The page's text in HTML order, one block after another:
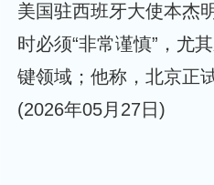
美国驻西班牙大使本杰
时必须“非常谨慎”，尤
键领域；他称，北京正
(2026年05月27日)